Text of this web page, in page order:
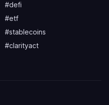
#defi
#etf
#stablecoins
#clarityact